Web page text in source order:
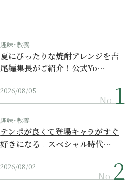
趣味･教養
夏にぴったりな焼酎アレンジを吉
尾編集長がご紹介！公式Yo…
2026/08/05
No.
趣味･教養
テンポが良くて登場キャラがすぐ
好きになる！スペシャル時代…
2026/08/02
No.